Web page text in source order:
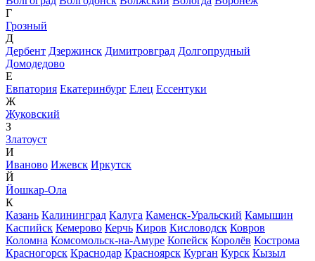
Г
Грозный
Д
Дербент Дзержинск Димитровград Долгопрудный
Домодедово
Е
Евпатория Екатеринбург Елец Ессентуки
Ж
Жуковский
З
Златоуст
И
Иваново Ижевск Иркутск
Й
Йошкар-Ола
К
Казань Калининград Калуга Каменск-Уральский Камышин
Каспийск Кемерово Керчь Киров Кисловодск Ковров
Коломна Комсомольск-на-Амуре Копейск Королёв Кострома
Красногорск Краснодар Красноярск Курган Курск Кызыл